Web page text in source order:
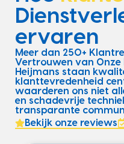
ervaren
Meer dan 250+
Vertrouwen van Onze
Heijmans staan
klanttevredenheid
waarderen ons niet
en schadevrije
transparante
Bekijk onze reviews